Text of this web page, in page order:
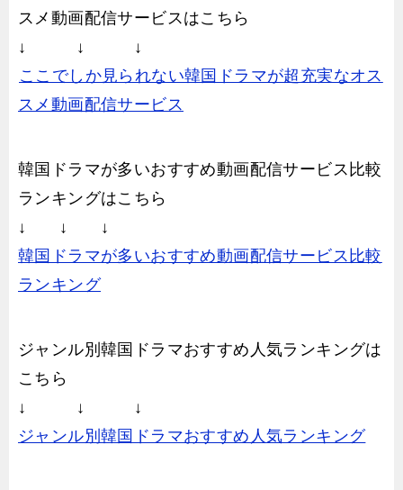
スメ動画配信サービスはこちら
↓ ↓ ↓
ここでしか見られない韓国ドラマが超充実なオス
スメ動画配信サービス
韓国ドラマが多いおすすめ動画配信サービス比較
ランキングはこちら
↓ ↓ ↓
韓国ドラマが多いおすすめ動画配信サービス比較
ランキング
ジャンル別韓国ドラマおすすめ人気ランキングは
こちら
↓ ↓ ↓
ジャンル別韓国ドラマおすすめ人気ランキング